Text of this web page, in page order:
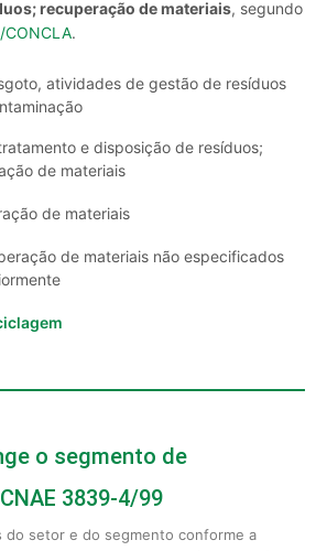
recuperação de materiais, segundo
CONCLA.
atividades de gestão de resíduos
e disposição de resíduos;
de materiais
de materiais
de materiais não especificados
o segmento de
3839-4/99
do setor e do segmento conforme a